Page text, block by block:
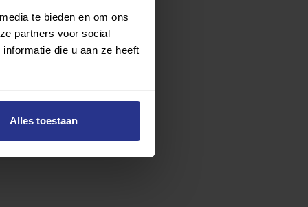
te bieden en om ons
partners voor social
die u aan ze heeft
Alles toestaan